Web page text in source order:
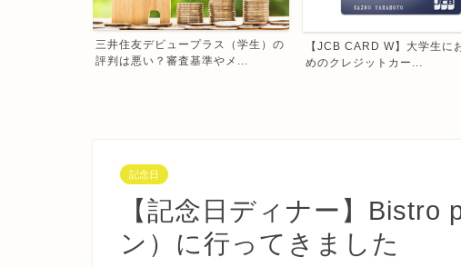
【JCB CARD W】大学生におすす
めのクレジットカー...
【2020年版】オススメはど
画配信サービス（VOD...
記念日
【記念日ディナー】Bistro
ン）に行ってきました